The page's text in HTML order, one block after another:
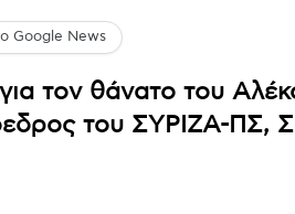
Google News
τον θάνατο του
του ΣΥΡΙΖΑ-ΠΣ,